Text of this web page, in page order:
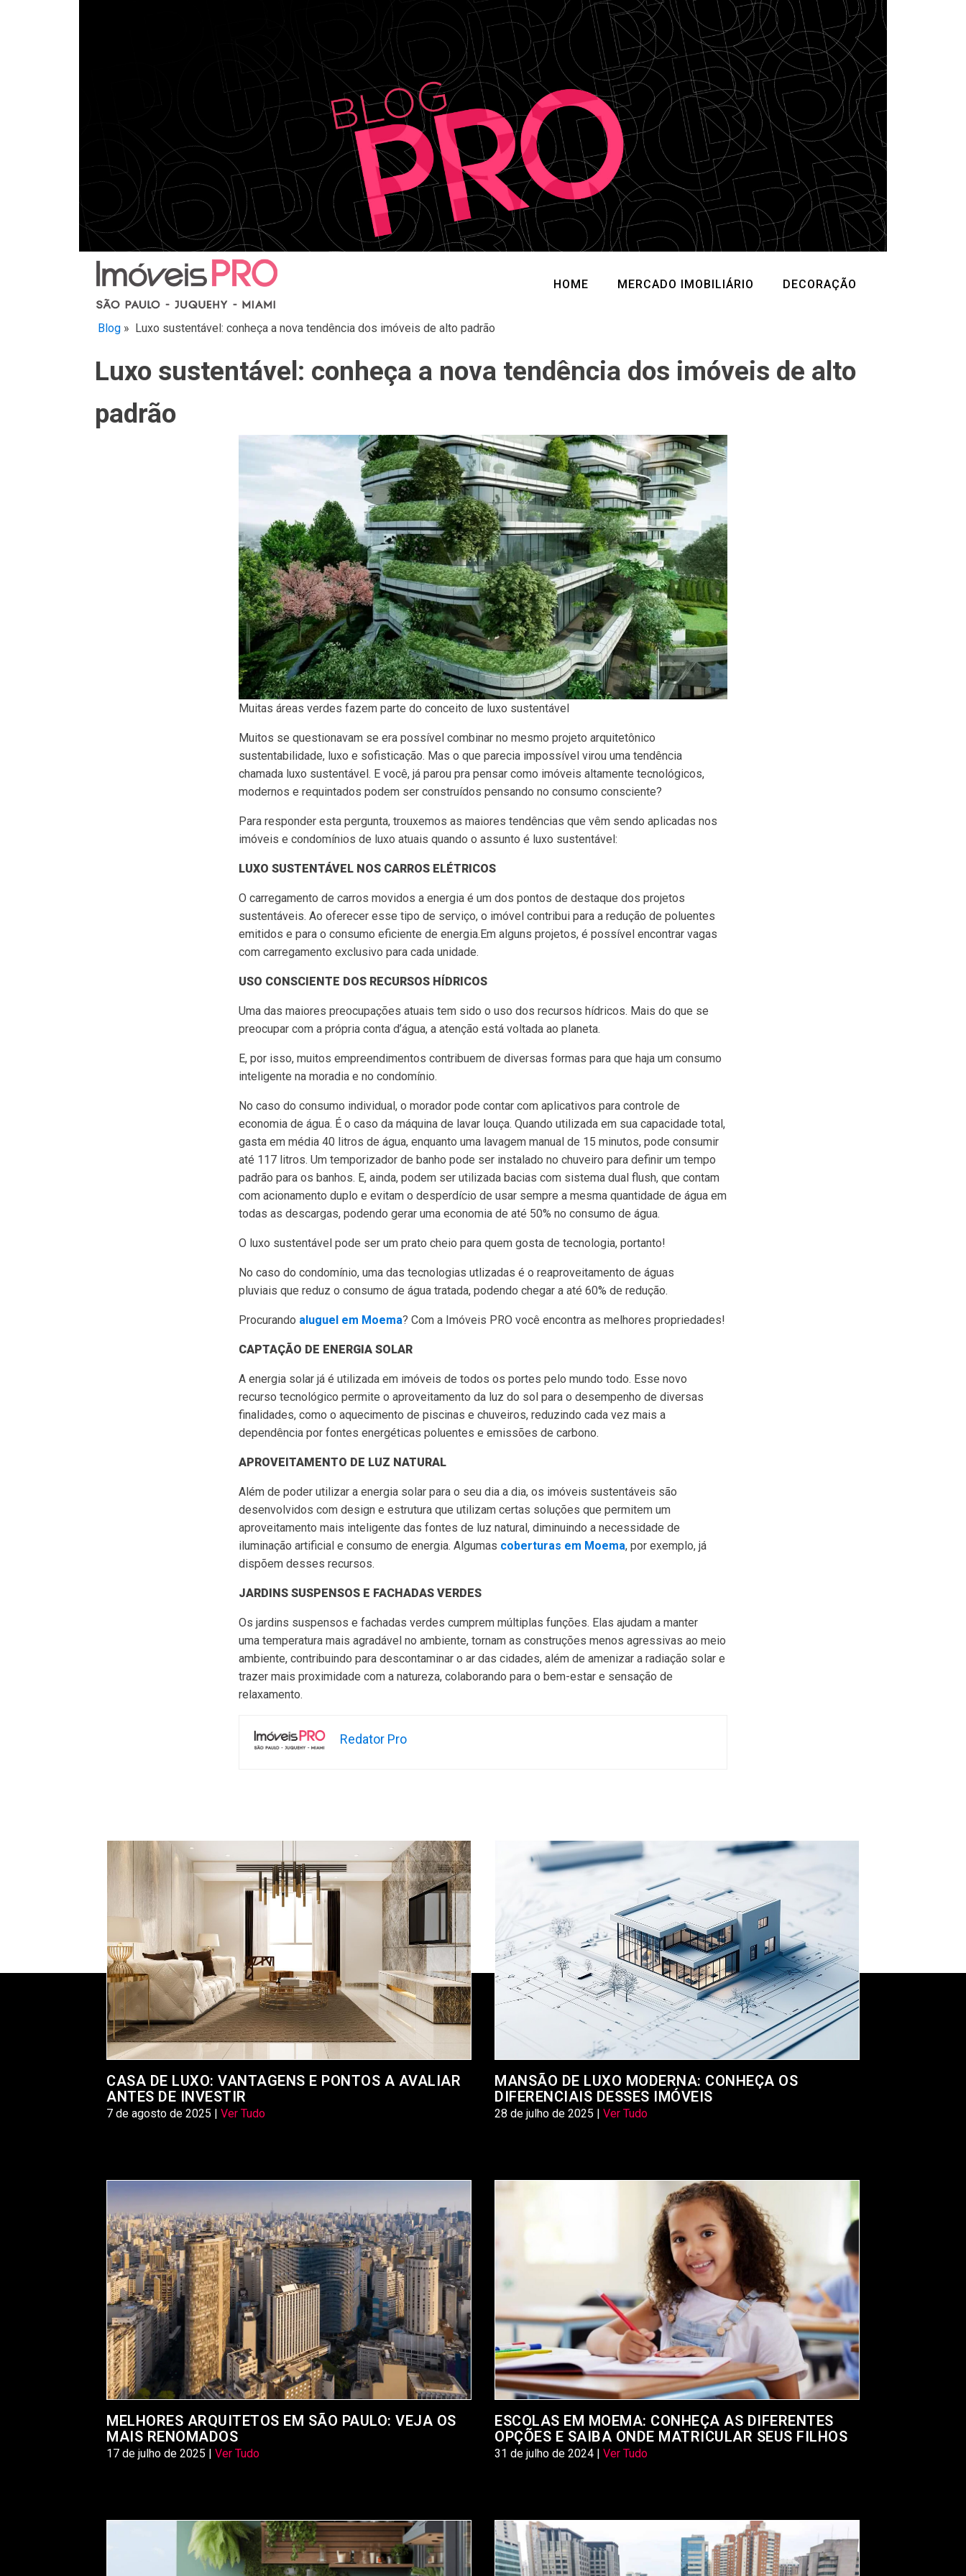
HOME MERCADO IMOBILIÁRIO DECORAÇÃO
Blog » Luxo sustentável: conheça a nova tendência dos imóveis de alto padrão
Luxo sustentável: conheça a nova tendência dos imóveis de alto
padrão
Muitas áreas verdes fazem parte do conceito de luxo sustentável
Muitos se questionavam se era possível combinar no mesmo projeto arquitetônico
sustentabilidade, luxo e sofisticação. Mas o que parecia impossível virou uma tendência
chamada luxo sustentável. E você, já parou pra pensar como imóveis altamente tecnológicos,
modernos e requintados podem ser construídos pensando no consumo consciente?
Para responder esta pergunta, trouxemos as maiores tendências que vêm sendo aplicadas nos
imóveis e condomínios de luxo atuais quando o assunto é luxo sustentável:
LUXO SUSTENTÁVEL NOS CARROS ELÉTRICOS
O carregamento de carros movidos a energia é um dos pontos de destaque dos projetos
sustentáveis. Ao oferecer esse tipo de serviço, o imóvel contribui para a redução de poluentes
emitidos e para o consumo eficiente de energia.Em alguns projetos, é possível encontrar vagas
com carregamento exclusivo para cada unidade.
USO CONSCIENTE DOS RECURSOS HÍDRICOS
Uma das maiores preocupações atuais tem sido o uso dos recursos hídricos. Mais do que se
preocupar com a própria conta d’água, a atenção está voltada ao planeta.
E, por isso, muitos empreendimentos contribuem de diversas formas para que haja um consumo
inteligente na moradia e no condomínio.
No caso do consumo individual, o morador pode contar com aplicativos para controle de
economia de água. É o caso da máquina de lavar louça. Quando utilizada em sua capacidade total,
gasta em média 40 litros de água, enquanto uma lavagem manual de 15 minutos, pode consumir
até 117 litros. Um temporizador de banho pode ser instalado no chuveiro para definir um tempo
padrão para os banhos. E, ainda, podem ser utilizada bacias com sistema dual flush, que contam
com acionamento duplo e evitam o desperdício de usar sempre a mesma quantidade de água em
todas as descargas, podendo gerar uma economia de até 50% no consumo de água.
O luxo sustentável pode ser um prato cheio para quem gosta de tecnologia, portanto!
No caso do condomínio, uma das tecnologias utlizadas é o reaproveitamento de águas
pluviais que reduz o consumo de água tratada, podendo chegar a até 60% de redução.
Procurando aluguel em Moema? Com a Imóveis PRO você encontra as melhores propriedades!
CAPTAÇÃO DE ENERGIA SOLAR
A energia solar já é utilizada em imóveis de todos os portes pelo mundo todo. Esse novo
recurso tecnológico permite o aproveitamento da luz do sol para o desempenho de diversas
finalidades, como o aquecimento de piscinas e chuveiros, reduzindo cada vez mais a
dependência por fontes energéticas poluentes e emissões de carbono.
APROVEITAMENTO DE LUZ NATURAL
Além de poder utilizar a energia solar para o seu dia a dia, os imóveis sustentáveis são
desenvolvidos com design e estrutura que utilizam certas soluções que permitem um
aproveitamento mais inteligente das fontes de luz natural, diminuindo a necessidade de
iluminação artificial e consumo de energia. Algumas coberturas em Moema, por exemplo, já
dispõem desses recursos.
JARDINS SUSPENSOS E FACHADAS VERDES
Os jardins suspensos e fachadas verdes cumprem múltiplas funções. Elas ajudam a manter
uma temperatura mais agradável no ambiente, tornam as construções menos agressivas ao meio
ambiente, contribuindo para descontaminar o ar das cidades, além de amenizar a radiação solar e
trazer mais proximidade com a natureza, colaborando para o bem-estar e sensação de
relaxamento.
Redator Pro
CASA DE LUXO: VANTAGENS E PONTOS A AVALIAR
ANTES DE INVESTIR
7 de agosto de 2025 | Ver Tudo
MANSÃO DE LUXO MODERNA: CONHEÇA OS
DIFERENCIAIS DESSES IMÓVEIS
28 de julho de 2025 | Ver Tudo
MELHORES ARQUITETOS EM SÃO PAULO: VEJA OS
MAIS RENOMADOS
17 de julho de 2025 | Ver Tudo
ESCOLAS EM MOEMA: CONHEÇA AS DIFERENTES
OPÇÕES E SAIBA ONDE MATRICULAR SEUS FILHOS
31 de julho de 2024 | Ver Tudo